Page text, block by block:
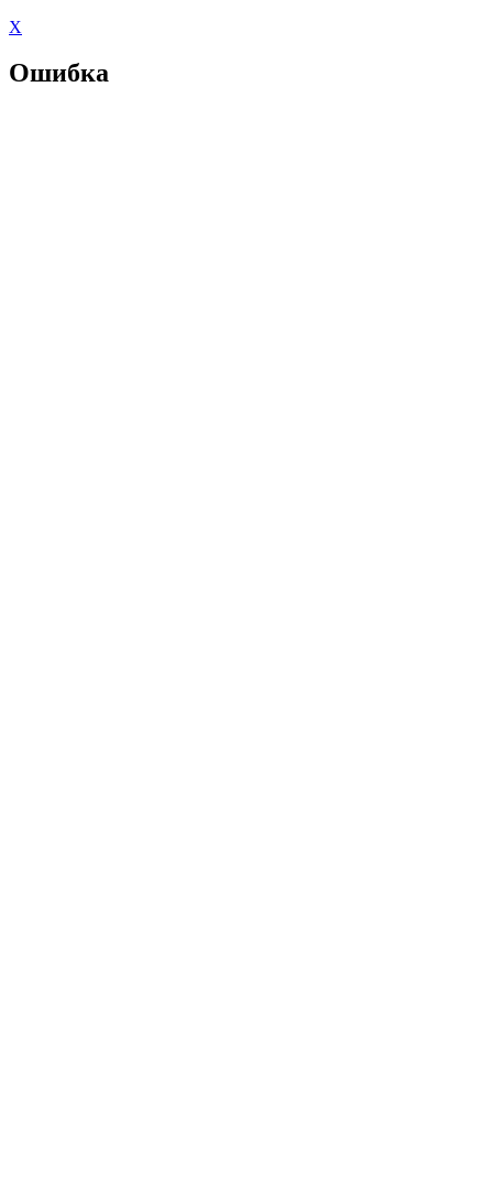
X
Ошибка